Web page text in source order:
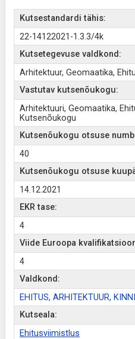
Kutsestandardi tähis:
22-14122021-1.3.3/4k
Kutsetegevuse valdkond:
Arhitektuur, Geomaatika,
Vastutav kutsenõukogu:
Arhitektuuri, Geomaatika,
Kutsenõukogu
Kutsenõukogu otsuse
40
Kutsenõukogu otsuse
14.12.2021
EKR tase:
4
Viide Euroopa
4
Valdkond:
EHITUS, ARHITEKTUUR,
Kutseala:
Ehitusviimistlus